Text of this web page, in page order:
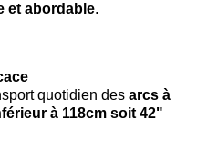
et abordable.
quotidien des arcs à
à 118cm soit 42"